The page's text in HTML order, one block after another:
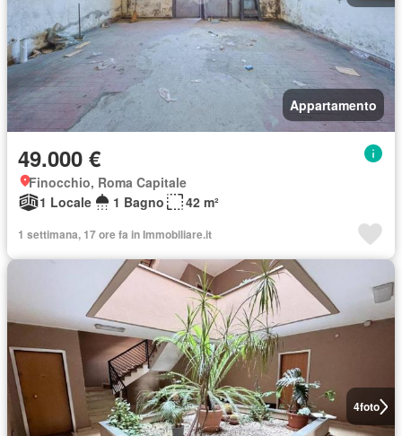
Appartamento
49.000 €
Finocchio, Roma Capitale
1 Locale
1 Bagno 42 m²
1 settimana, 17 ore fa in Immobiliare.it
4foto